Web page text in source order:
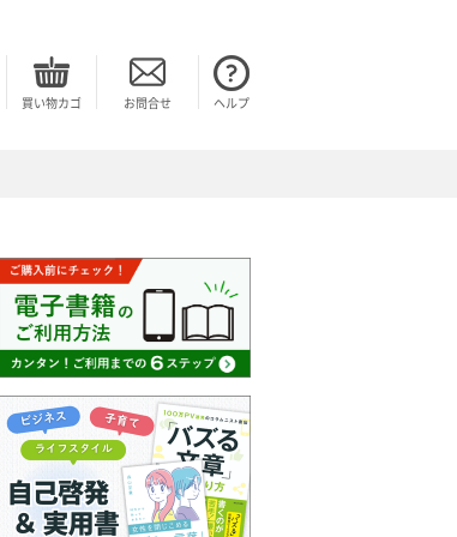
買い物カゴ お問合せ ヘルプ